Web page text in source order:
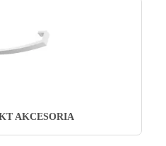
AKCESORIA